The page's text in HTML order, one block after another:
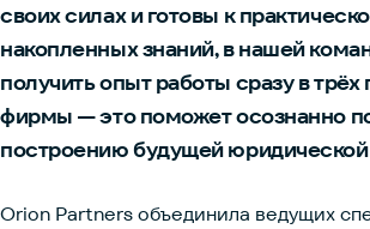
своих силах и готовы к
накопленных знаний, в нашей
получить опыт работы сразу в трёх
фирмы — это поможет осознанно
построению будущей
Orion Partners объединила ведущих